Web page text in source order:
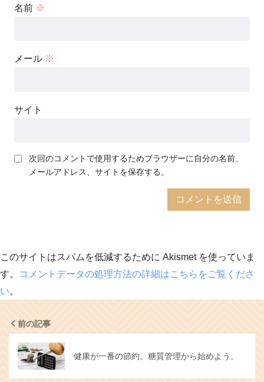
名前 ※
メール ※
サイト
次回のコメントで使用するためブラウザーに自分の名前、
メールアドレス、サイトを保存する。
このサイトはスパムを低減するために Akismet を使っていま
す。
コメントデータの処理方法の詳細はこちらをご覧くださ
い。
前の記事
健康が一番の節約。糖質管理から始めよう。